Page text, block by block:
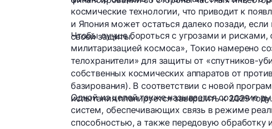
космические технологии, что приводит к
и Япония может остаться далеко позади,
своей защиты.
Чтобы лучше бороться с угрозами и
милитаризацией космоса», Токио намерено
телохранители» для защиты от «спутников-
собственных космических аппаратов от
базирования). В соответствии с новой
испытания планируется завершитьк 2029
Одной из целей также называется создание
систем, обеспечивающих связь в режиме
способностью, а также передовую обработку